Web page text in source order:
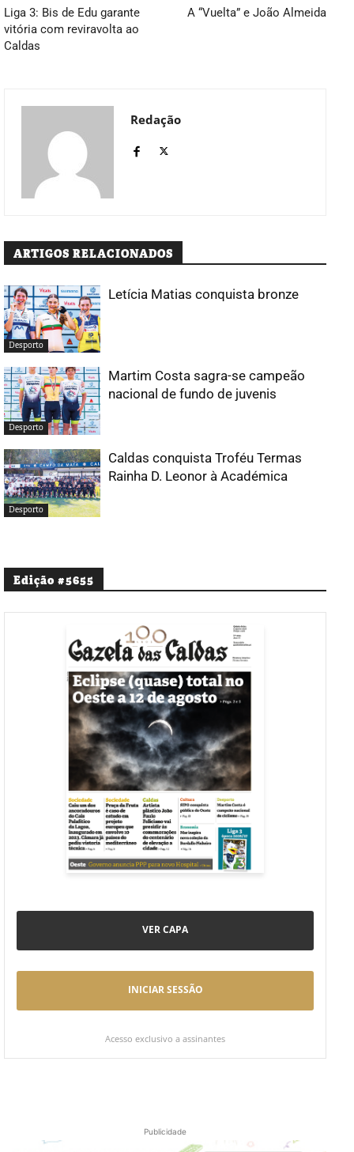
Liga 3: Bis de Edu garante
vitória com reviravolta ao
Caldas
A “Vuelta” e João Almeida
Redação
ARTIGOS RELACIONADOS
Desporto
Letícia Matias conquista bronze
Desporto
Martim Costa sagra-se campeão
nacional de fundo de juvenis
Desporto
Caldas conquista Troféu Termas
Rainha D. Leonor à Académica
Edição #5655
VER CAPA
INICIAR SESSÃO
Acesso exclusivo a assinantes
Publicidade